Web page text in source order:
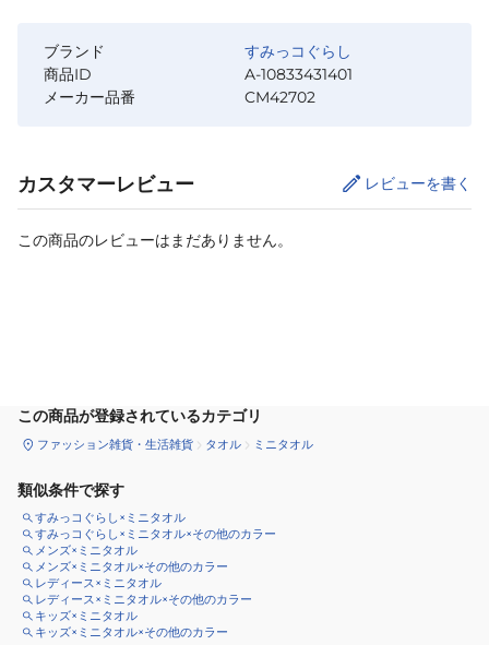
ブランド
すみっコぐらし
商品ID
A-10833431401
メーカー品番
CM42702
カスタマーレビュー レビューを書く
この商品のレビューはまだありません。
この商品が登録されているカテゴリ
ファッション雑貨・生活雑貨 タオル ミニタオル
類似条件で探す
すみっコぐらし×ミニタオル
すみっコぐらし×ミニタオル×その他のカラー
メンズ×ミニタオル
メンズ×ミニタオル×その他のカラー
レディース×ミニタオル
レディース×ミニタオル×その他のカラー
キッズ×ミニタオル
キッズ×ミニタオル×その他のカラー